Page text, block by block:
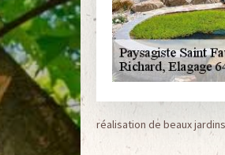
réalisation de beaux